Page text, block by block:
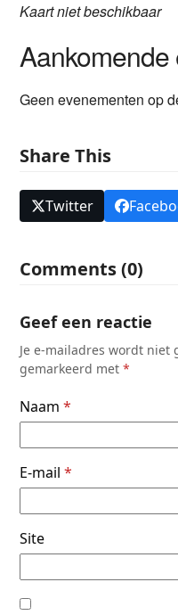
Kaart niet beschikbaar
Geen evenementen op
Share This
Twitter
Comments (0)
Geef een reactie
Je e-mailadres wordt niet
gemarkeerd met*
Naam*
E-mail*
Site